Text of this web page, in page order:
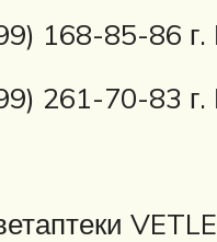
168-85-86 г.
261-70-83 г.